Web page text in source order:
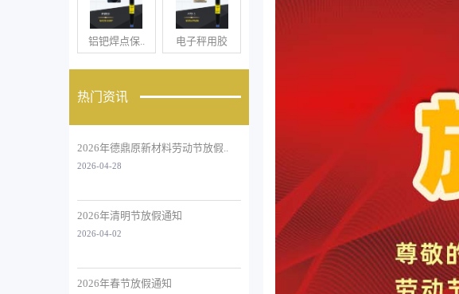
铝钯焊点保.. 电子秤用胶
热门资讯
2026年德鼎原新材料劳动节放假..
2026-04-28
2026年清明节放假通知
2026-04-02
2026年春节放假通知